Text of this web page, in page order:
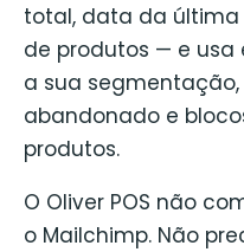
total, data da
de produtos — e usa
a sua
abandonado e
produtos.
O Oliver POS não
o Mailchimp. Não